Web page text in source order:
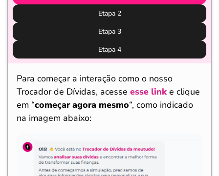
Etapa 2
Etapa 3
Etapa 4
Para começar a interação como o nosso
Trocador de Dívidas, acesse esse linke clique
em “começar agora mesmo“, como indicado
na imagem abaixo: